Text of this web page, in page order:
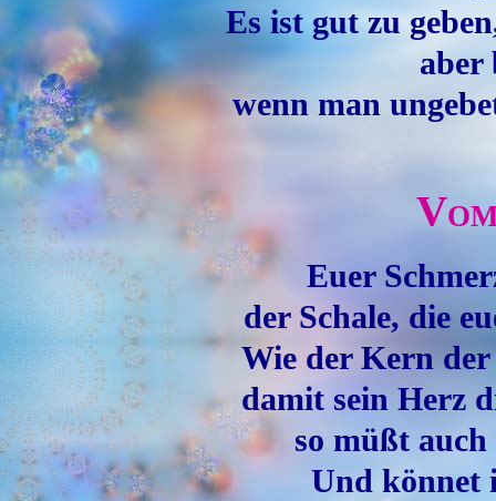
Es ist gut zu
aber
wenn man
Euer
der Schale, die
Wie der Kern
damit sein Herz
so müßt
Und könnet